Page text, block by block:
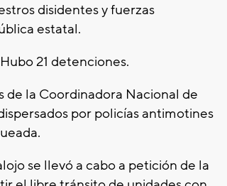
disidentes y fuerzas
estatal.
21 detenciones.
de la Coordinadora Nacional de
por policías antimotines
se llevó a cabo a petición de la